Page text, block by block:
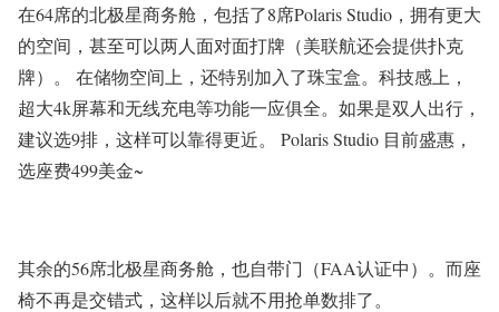
在64席的北极星商务舱，包括了8席Polaris Studio，拥有更大
的空间，甚至可以两人面对面打牌（美联航还会提供扑克
牌）。 在储物空间上，还特别加入了珠宝盒。科技感上，
超大4k屏幕和无线充电等功能一应俱全。如果是双人出行，
建议选9排，这样可以靠得更近。 Polaris Studio 目前盛惠，
选座费499美金~
其余的56席北极星商务舱，也自带门（FAA认证中）。而座
椅不再是交错式，这样以后就不用抢单数排了。